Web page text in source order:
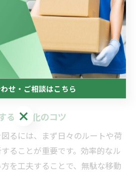
軽貨物の効率化ポ
る効率化のコツ
るには、まず日々のルートや荷
ることが重要です。効率的なル
を工夫することで、無駄な移動
せ・ご相談はこちら
せ・ご相談はこちら